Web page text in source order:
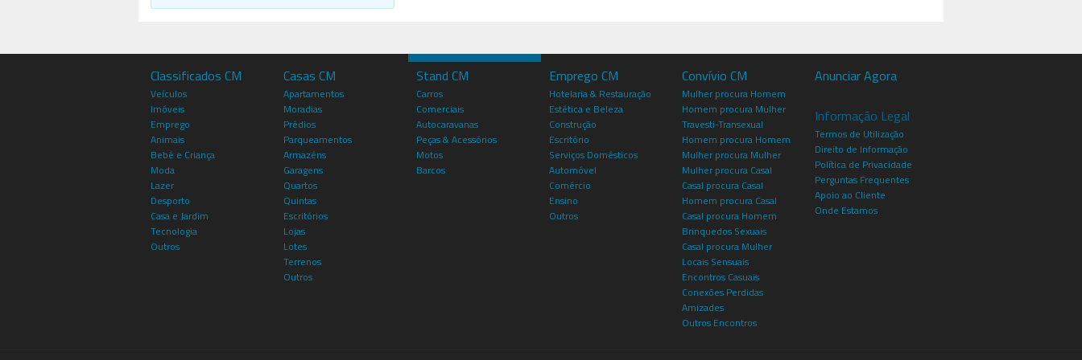
Classificados CM
Veículos
Imóveis
Emprego
Animais
Bebé e Criança
Moda
Lazer
Desporto
Casa e Jardim
Tecnologia
Outros
Casas CM
Apartamentos
Moradias
Prédios
Parqueamentos
Armazéns
Garagens
Quartos
Quintas
Escritórios
Lojas
Lotes
Terrenos
Outros
Stand CM
Carros
Comerciais
Autocaravanas
Peças & Acessórios
Motos
Barcos
Emprego CM
Hotelaria & Restauração
Estética e Beleza
Construção
Escritório
Serviços Domésticos
Automóvel
Comércio
Ensino
Outros
Convívio CM
Mulher procura Homem
Homem procura Mulher
Travesti-Transexual
Homem procura Homem
Mulher procura Mulher
Mulher procura Casal
Casal procura Casal
Homem procura Casal
Casal procura Homem
Brinquedos Sexuais
Casal procura Mulher
Locais Sensuais
Encontros Casuais
Conexões Perdidas
Amizades
Outros Encontros
Anunciar Agora
Informação Legal
Termos de Utilização
Direito de Informação
Política de Privacidade
Perguntas Frequentes
Apoio ao Cliente
Onde Estamos